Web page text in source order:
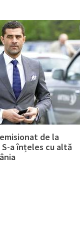
de la
a înțeles cu altă